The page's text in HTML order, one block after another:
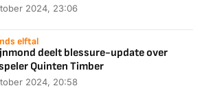
2024, 23:06
elftal
deelt blessure-update over
Quinten Timber
2024, 20:58